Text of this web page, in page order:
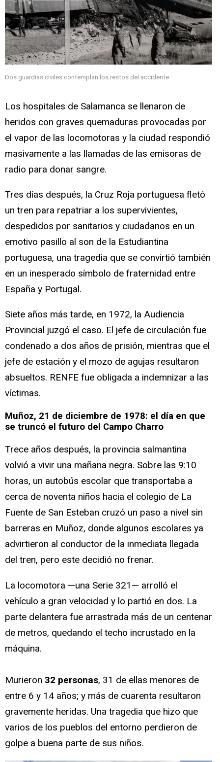
Dos guardias civiles contemplan los restos del accidente
Los hospitales de Salamanca se llenaron de
heridos con graves quemaduras provocadas por
el vapor de las locomotoras y la ciudad respondió
masivamente a las llamadas de las emisoras de
radio para donar sangre.
Tres días después, la Cruz Roja portuguesa fletó
un tren para repatriar a los supervivientes,
despedidos por sanitarios y ciudadanos en un
emotivo pasillo al son de la Estudiantina
portuguesa, una tragedia que se convirtió también
en un inesperado símbolo de fraternidad entre
España y Portugal.
Siete años más tarde, en 1972, la Audiencia
Provincial juzgó el caso. El jefe de circulación fue
condenado a dos años de prisión, mientras que el
jefe de estación y el mozo de agujas resultaron
absueltos. RENFE fue obligada a indemnizar a las
víctimas.
Muñoz, 21 de diciembre de 1978: el día en que
se truncó el futuro del Campo Charro
Trece años después, la provincia salmantina
volvió a vivir una mañana negra. Sobre las 9:10
horas, un autobús escolar que transportaba a
cerca de noventa niños hacia el colegio de La
Fuente de San Esteban cruzó un paso a nivel sin
barreras en Muñoz, donde algunos escolares ya
advirtieron al conductor de la inmediata llegada
del tren, pero este decidió no frenar.
La locomotora —una Serie 321— arrolló el
vehículo a gran velocidad y lo partió en dos. La
parte delantera fue arrastrada más de un centenar
de metros, quedando el techo incrustado en la
máquina.
Murieron 32 personas, 31 de ellas menores de
entre 6 y 14 años; y más de cuarenta resultaron
gravemente heridas. Una tragedia que hizo que
varios de los pueblos del entorno perdieron de
golpe a buena parte de sus niños.